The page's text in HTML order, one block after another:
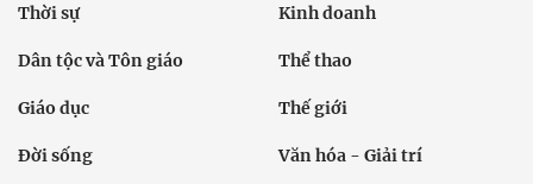
Thời sự Kinh doanh
Dân tộc và Tôn giáo Thể thao
Giáo dục Thế giới
Đời sống Văn hóa - Giải trí